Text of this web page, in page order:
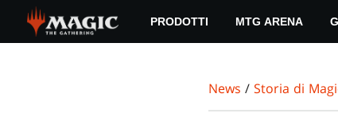
main
PRODOTTI MTG ARENA
News / Storia di